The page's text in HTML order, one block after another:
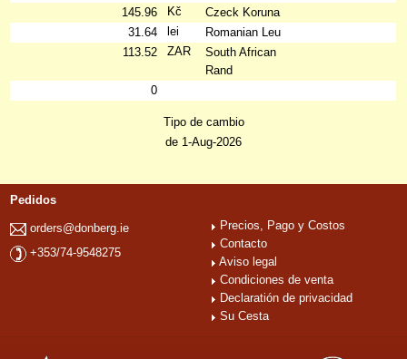
145.96
Kč
Czeck Koruna
31.64
lei
Romanian Leu
113.52
ZAR
South African
Rand
0
Tipo de cambio
de 1-Aug-2026
Pedidos
orders@donberg.ie
+353/74-9548275
Precios, Pago y Costos
Contacto
Aviso legal
Condiciones de venta
Declaratión de privacidad
Su Cesta